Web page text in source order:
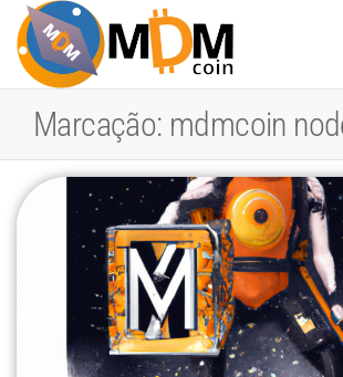
a Produtos
Marcação: mdmcoin